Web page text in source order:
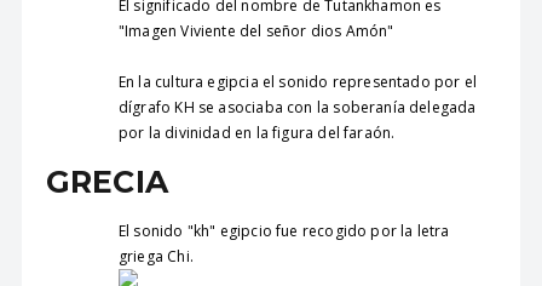
El significado del nombre de Tutankhamon es
"Imagen Viviente del señor dios Amón"
En la cultura egipcia el sonido representado por el
dígrafo KH se asociaba con la soberanía delegada
por la divinidad en la figura del faraón.
GRECIA
El sonido "kh" egipcio fue recogido por la letra
griega Chi.